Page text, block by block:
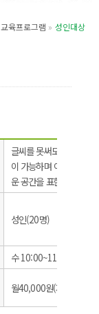
교육프로그램 성인대상
글씨를 못써도, 그림을
이 가능하며 아름답고 개
운 공간을 표현하기
성인(20명)
수 10:00~11:50
월40,000원(재료비 별도)